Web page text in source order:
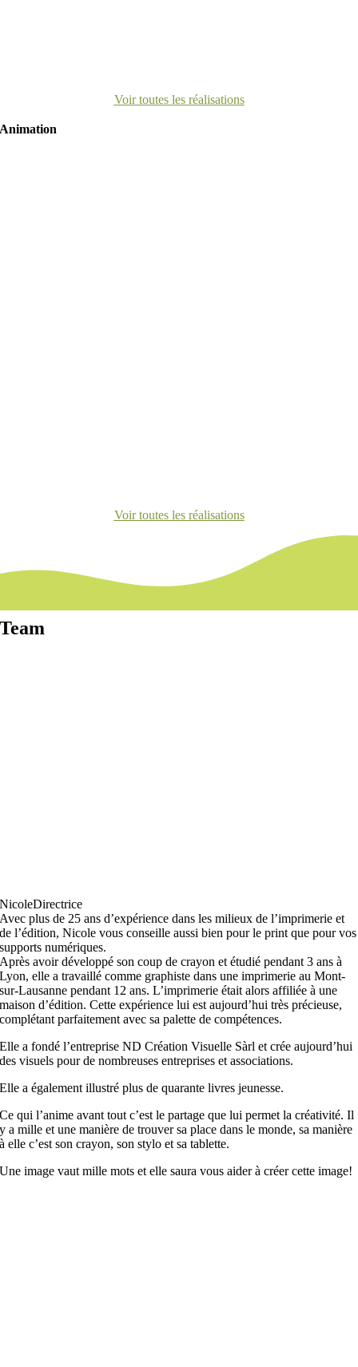
Voir toutes les réalisations
Animation
Voir toutes les réalisations
Team
NicoleDirectrice
Avec plus de 25 ans d’expérience dans les milieux de l’imprimerie et
de l’édition, Nicole vous conseille aussi bien pour le print que pour vos
supports numériques.
Après avoir développé son coup de crayon et étudié pendant 3 ans à
Lyon, elle a travaillé comme graphiste dans une imprimerie au Mont-
sur-Lausanne pendant 12 ans. L’imprimerie était alors affiliée à une
maison d’édition. Cette expérience lui est aujourd’hui très précieuse,
complétant parfaitement avec sa palette de compétences.
Elle a fondé l’entreprise ND Création Visuelle Sàrl et crée aujourd’hui
des visuels pour de nombreuses entreprises et associations.
Elle a également illustré plus de quarante livres jeunesse.
Ce qui l’anime avant tout c’est le partage que lui permet la créativité. Il
y a mille et une manière de trouver sa place dans le monde, sa manière
à elle c’est son crayon, son stylo et sa tablette.
Une image vaut mille mots et elle saura vous aider à créer cette image!